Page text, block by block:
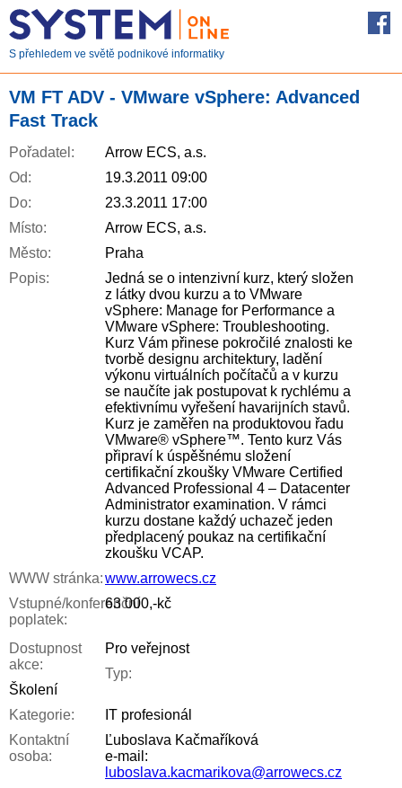
S přehledem ve světě podnikové informatiky
VM FT ADV - VMware vSphere: Advanced
Fast Track
Pořadatel:
Arrow ECS, a.s.
Od:
19.3.2011 09:00
Do:
23.3.2011 17:00
Místo:
Arrow ECS, a.s.
Město:
Praha
Popis:
Jedná se o intenzivní kurz, který složen
z látky dvou kurzu a to VMware
vSphere: Manage for Performance a
VMware vSphere: Troubleshooting.
Kurz Vám přinese pokročilé znalosti ke
tvorbě designu architektury, ladění
výkonu virtuálních počítačů a v kurzu
se naučíte jak postupovat k rychlému a
efektivnímu vyřešení havarijních stavů.
Kurz je zaměřen na produktovou řadu
VMware® vSphere™. Tento kurz Vás
připraví k úspěšnému složení
certifikační zkoušky VMware Certified
Advanced Professional 4 – Datacenter
Administrator examination. V rámci
kurzu dostane každý uchazeč jeden
předplacený poukaz na certifikační
zkoušku VCAP.
WWW stránka:www.arrowecs.cz
Vstupné/konferenční
poplatek:
63 000,-kč
Dostupnost
akce:
Pro veřejnost
Typ:
Školení
Kategorie:
IT profesionál
Kontaktní
osoba:
Ľuboslava Kačmaříková
e-mail:
luboslava.kacmarikova@arrowecs.cz